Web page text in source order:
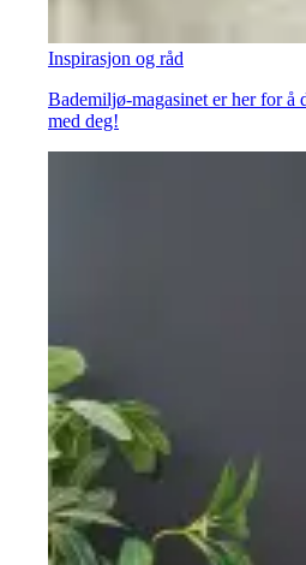
Inspirasjon og råd
Bademiljø-magasinet er her for å
med deg!